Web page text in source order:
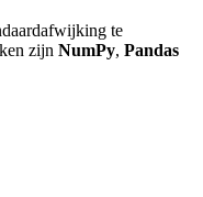
te
zijn NumPy, Pandas